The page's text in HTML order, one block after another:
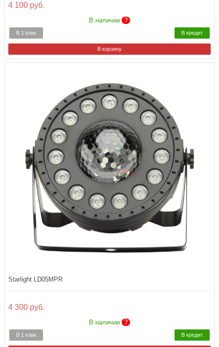
4 100 руб.
В наличии ?
В 1 клик В кредит
Starlight LD05MPR
4 300 руб.
В наличии ?
В 1 клик В кредит